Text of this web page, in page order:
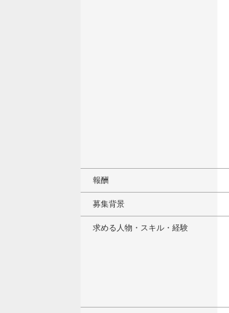
報酬
募集背景
求める人物・スキル・経験